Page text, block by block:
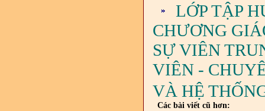
LỚP TẬP
CHƯƠNG
SỰ VIÊN
VIÊN -
VÀ HỆ
Các bài viết cũ hơn: